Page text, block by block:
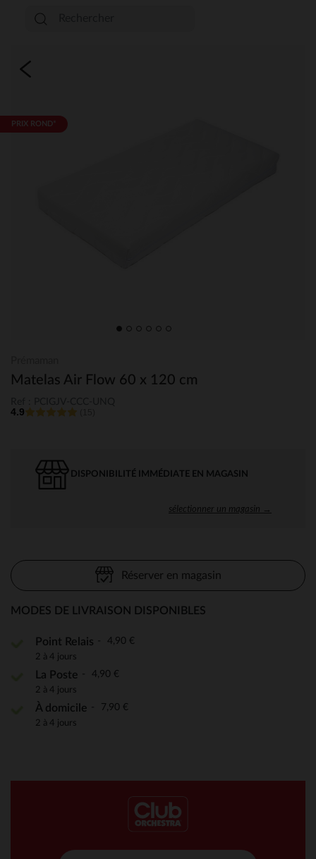
PRIX ROND*
Matelas Air Flow 60 x 120 cm
4.9
DISPONIBILITÉ IMMÉDIATE EN MAGASIN
sélectionner un magasin →
Réserver en magasin
MODES DE LIVRAISON DISPONIBLES
Point Relais 4,90 €
2 à 4 jours
La Poste 4,90 €
2 à 4 jours
À domicile 7,90 €
2 à 4 jours